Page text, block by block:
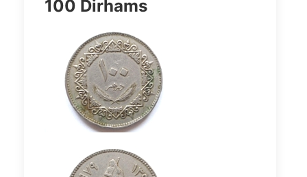
100 Dirhams